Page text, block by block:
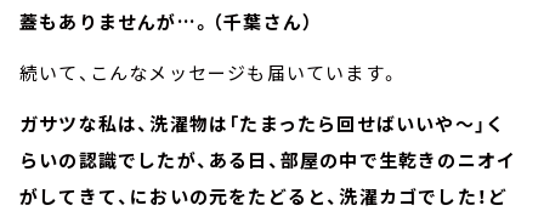
蓋もありませんが…。（千葉さん）
続いて、こんなメッセージも届いています。
ガサツな私は、洗濯物は「たまったら回せばいいや～」く
らいの認識でしたが、ある日、部屋の中で生乾きのニオイ
がしてきて、においの元をたどると、洗濯カゴでした！ど